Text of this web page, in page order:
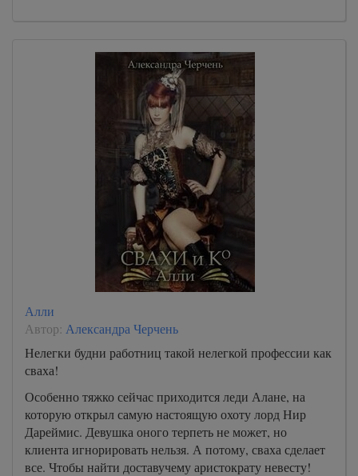
Алли
Автор: Александра Черчень
Нелегки будни работниц такой нелегкой профессии как
сваха!
Особенно тяжко сейчас приходится леди Алане, на
которую открыл самую настоящую охоту лорд Нир
Дареймис. Девушка оного терпеть не может, но
клиента игнорировать нельзя. А потому, сваха сделает
все. Чтобы найти доставучему аристократу невесту!